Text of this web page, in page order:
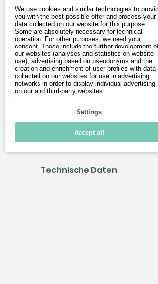
ab 54.795€
inkl. 19% MwSt.
Zum Anbieter
Probefahrt buchen
Fahren
Laden & Reichweite
Konnektivität
Technische Daten
We use cookies and similar technologies to provide
you with the best possible offer and process your
data collected on our website for this purpose.
Some are absolutely necessary for technical
operation. For other purposes, we need your
consent. These include the further development of
our websites (analyses and statistics on website
use), advertising based on pseudonyms and the
creation and enrichment of user profiles with data
collected on our websites for use in advertising
networks in order to display individual advertising
on our and third-party websites.
Settings
Accept all